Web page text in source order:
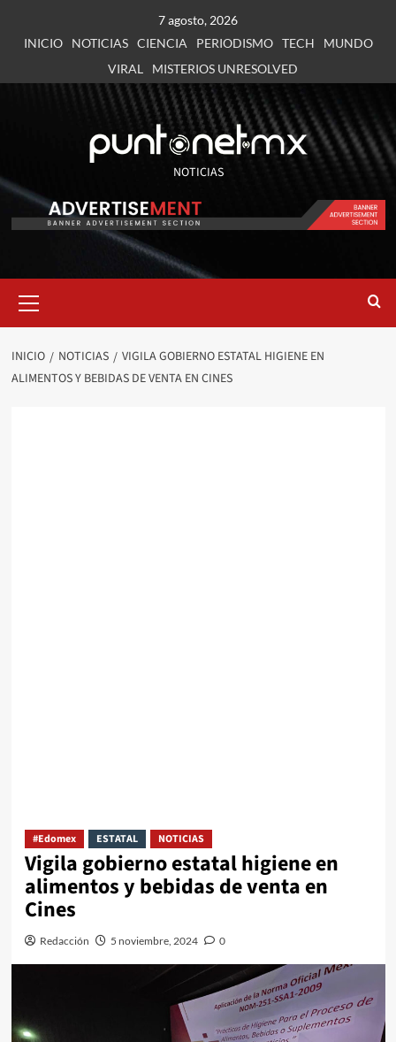
7 agosto, 2026
INICIO
NOTICIAS CIENCIA PERIODISMO TECH
MUNDO
VIRAL
MISTERIOS UNRESOLVED
NOTICIAS
INICIO NOTICIAS
VIGILA GOBIERNO ESTATAL HIGIENE EN
ALIMENTOS Y BEBIDAS DE VENTA EN CINES
#Edomex ESTATAL NOTICIAS
Vigila gobierno estatal higiene en
alimentos y bebidas de venta en
Cines
Redacción 5 noviembre, 2024 0